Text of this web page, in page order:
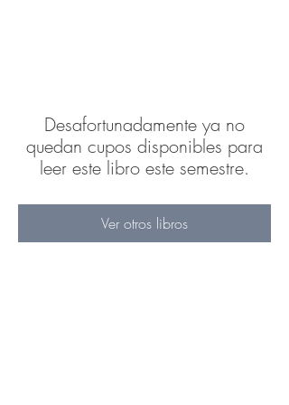
Desafortunadamente ya no
quedan cupos disponibles para
leer este libro este semestre.
Ver otros libros